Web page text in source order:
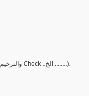
ودي طبعا معروفه (البرامج الخاصه بالتحليل الانشائي للحصول علي Straining actions والترخيم للوصول لتصميم العناصر الانشائيه وعمل Check ..الخ ........).